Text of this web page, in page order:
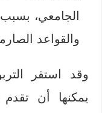
الجامعي،
والقواعد
وقد استقر
يمكنها أن